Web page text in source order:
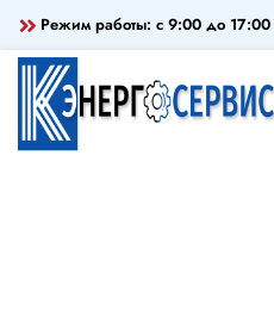
Режим работы: c 9:00 до